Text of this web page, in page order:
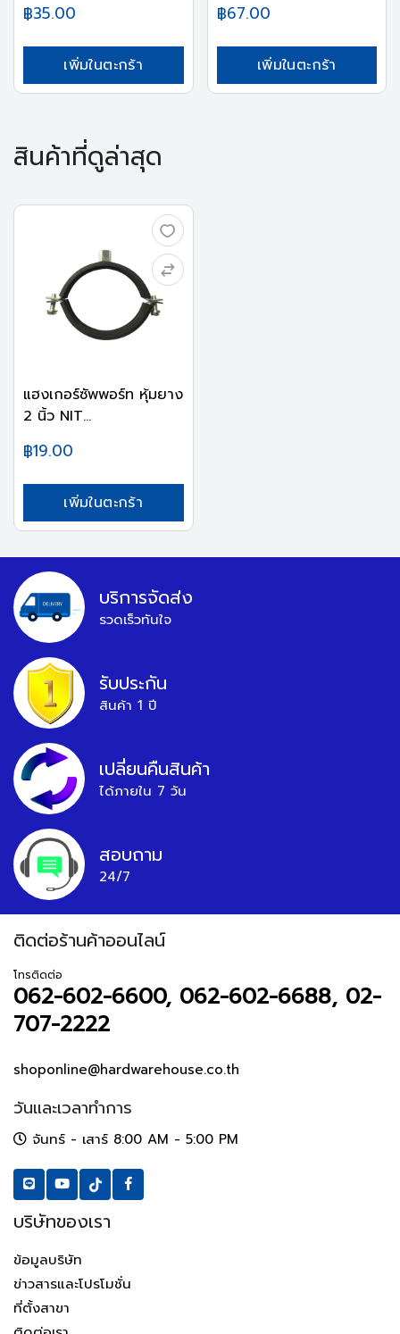
฿35.00
เพิ่มในตะกร้า
฿67.00
เพิ่มในตะกร้า
สินค้าที่ดูล่าสุด
แฮงเกอร์ซัพพอร์ท หุ้มยาง
2 นิ้ว NIT...
฿19.00
เพิ่มในตะกร้า
บริการจัดส่ง
รวดเร็วทันใจ
รับประกัน
สินค้า 1 ปี
เปลี่ยนคืนสินค้า
ได้ภายใน 7 วัน
สอบถาม
24/7
ติดต่อร้านค้าออนไลน์
โทรติดต่อ
062-602-6600, 062-602-6688, 02-
707-2222
shoponline@hardwarehouse.co.th
วันและเวลาทำการ
จันทร์ - เสาร์ 8:00 AM - 5:00 PM
บริษัทของเรา
ข้อมูลบริษัท
ข่าวสารและโปรโมชั่น
ที่ตั้งสาขา